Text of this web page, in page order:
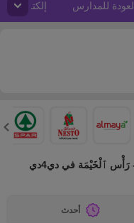
العودة للمدارس إلكترونيات
عروض الإمارات العربية المتحدة , الامارات - رَأْس ٱلْخَيْمَة في دي4دي
أحدث